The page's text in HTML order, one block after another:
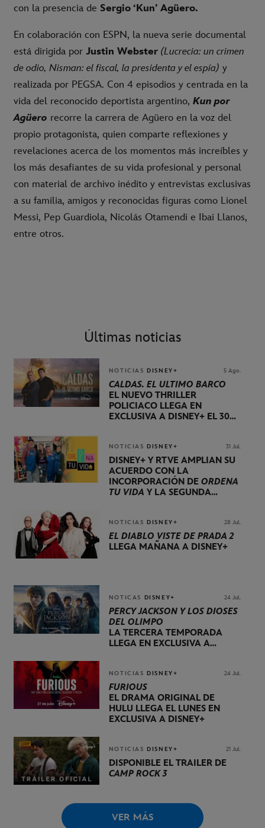
con la presencia de Sergio ‘Kun’ Agüero.
En colaboración con ESPN, la nueva serie documental
está dirigida por Justin Webster (Lucrecia: un crimen
de odio, Nisman: el fiscal, la presidenta y el espía) y
realizada por PEGSA. Con 4 episodios y centrada en la
vida del reconocido deportista argentino, Kun por
Agüero recorre la carrera de Agüero en la voz del
propio protagonista, quien comparte reflexiones y
revelaciones acerca de los momentos más increíbles y
los más desafiantes de su vida profesional y personal
con material de archivo inédito y entrevistas exclusivas
a su familia, amigos y reconocidas figuras como Lionel
Messi, Pep Guardiola, Nicolás Otamendi e Ibai Llanos,
entre otros.
Últimas noticias
NOTICIAS DISNEY+ 5 Ago.
CALDAS. EL ÚLTIMO BARCO
EL NUEVO THRILLER
POLICIACO LLEGA EN
EXCLUSIVA A DISNEY+ EL 30
NOTICIAS DISNEY+ 31 Jul.
DISNEY+ Y RTVE AMPLÍAN SU
ACUERDO CON LA
INCORPORACIÓN DE ORDENA
TU VIDA Y LA SEGUNDA
NOTICIAS DISNEY+ 28 Jul.
EL DIABLO VISTE DE PRADA 2
LLEGA MAÑANA A DISNEY+
NOTICAS DISNEY+ 24 Jul.
PERCY JACKSON Y LOS DIOSES
DEL OLIMPO
LA TERCERA TEMPORADA
LLEGA EN EXCLUSIVA A
NOTICIAS DISNEY+ 24 Jul.
FURIOUS
EL DRAMA ORIGINAL DE
HULU LLEGA EL LUNES EN
EXCLUSIVA A DISNEY+
NOTICIAS DISNEY+ 21 Jul.
DISPONIBLE EL TRÁILER DE
CAMP ROCK 3
VER MÁS